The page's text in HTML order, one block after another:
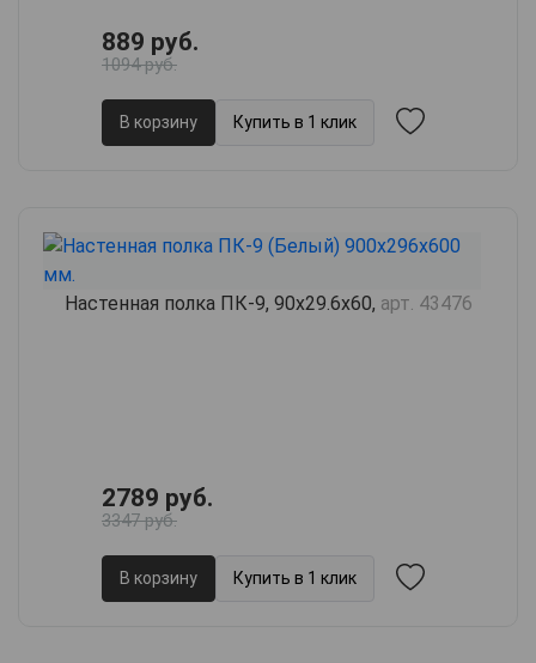
889 руб.
1094 руб.
В корзину Купить в 1 клик
Настенная полка ПК-9, 90х29.6х60, арт. 43476
2789 руб.
3347 руб.
В корзину Купить в 1 клик